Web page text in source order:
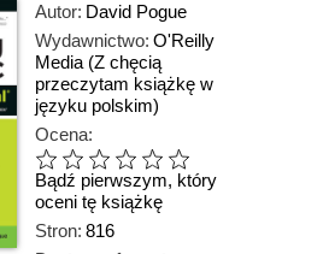
Autor: David Pogue
Wydawnictwo: O'Reilly
Media (Z chęcią
przeczytam książkę w
języku polskim)
Ocena:
Bądź pierwszym, który
oceni tę książkę
Stron: 816